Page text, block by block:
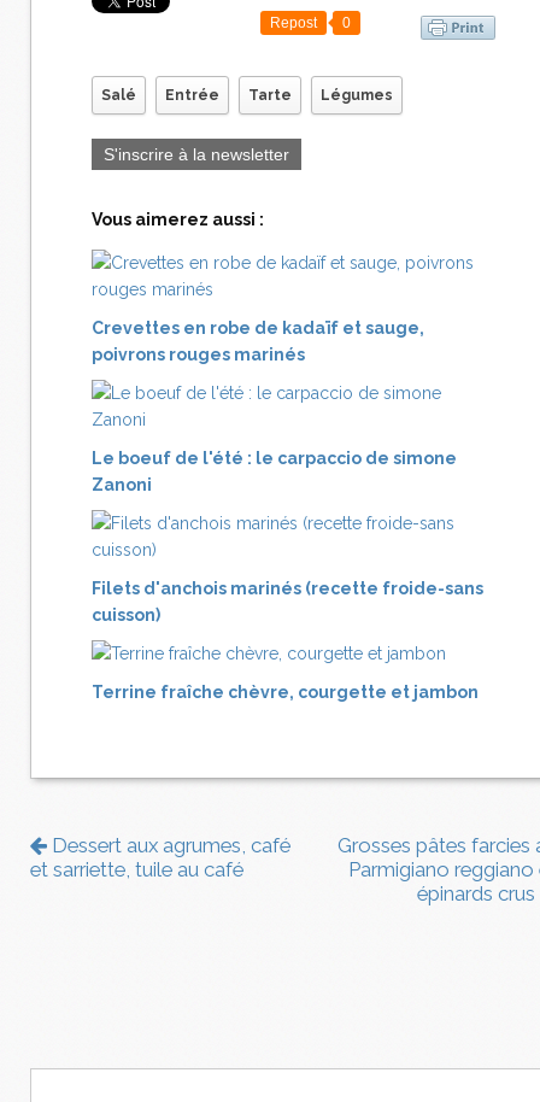
Repost 0
Salé Entrée Tarte Légumes
S'inscrire à la newsletter
Vous aimerez aussi :
Crevettes en robe de kadaïf et sauge,
poivrons rouges marinés
Le boeuf de l'été : le carpaccio de simone
Zanoni
Filets d'anchois marinés (recette froide-sans
cuisson)
Terrine fraîche chèvre, courgette et jambon
Dessert aux agrumes, café
et sarriette, tuile au café
Grosses pâtes farcies
Parmigiano reggiano
épinards crus